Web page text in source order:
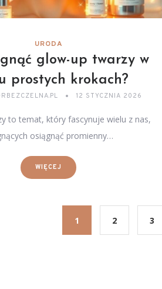
URODA
glow-up twarzy w
prostych krokach?
12 STYCZNIA 2026
to temat, który fascynuje wielu z nas,
osiągnąć promienny…
WIĘCEJ
1 2 3